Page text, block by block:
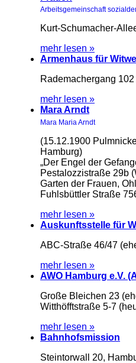
Arbeitsgemeinschaft
Kurt-Schumacher-
mehr lesen »
Armenhaus für
Rademachergang
mehr lesen »
Mara Arndt
Mara Maria Arndt
(15.12.1900
Hamburg)
„Der Engel der
Pestalozzistraße 29b
Garten der Frauen,
Fuhlsbüttler Straße
mehr lesen »
Auskunftsstelle für
ABC-Straße 46/47
mehr lesen »
AWO Hamburg e.V.
Große Bleichen 23
Witthöfftstraße 5-7
mehr lesen »
Bahnhofsmission
Steintorwall 20,